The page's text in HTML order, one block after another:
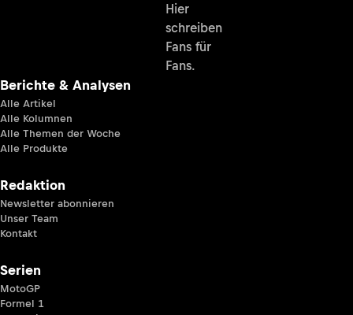
Hier
schreiben
Fans für
Fans.
Berichte & Analysen
Alle Artikel
Alle Kolumnen
Alle Themen der Woche
Alle Produkte
Redaktion
Newsletter abonnieren
Unser Team
Kontakt
Serien
MotoGP
Formel 1